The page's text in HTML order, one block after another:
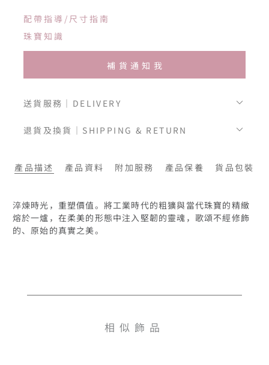
配帶指導/尺寸指南
珠寶知識
補貨通知我
送貨服務｜DELIVERY
退貨及換貨｜SHIPPING & RETURN
產品描述 產品資料 附加服務 產品保養 貨品包裝
淬煉時光，重塑價值。將工業時代的粗獷與當代珠寶的精緻
熔於一爐，在柔美的形態中注入堅韌的靈魂，歌頌不經修飾
相似飾品